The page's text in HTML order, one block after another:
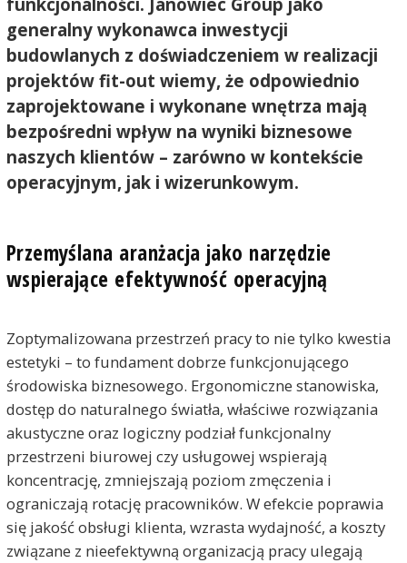
generalny wykonawca inwestycji
budowlanych z doświadczeniem w realizacji
projektów fit-out wiemy, że odpowiednio
zaprojektowane i wykonane wnętrza mają
bezpośredni wpływ na wyniki biznesowe
naszych klientów – zarówno w kontekście
operacyjnym, jak i wizerunkowym.
Przemyślana aranżacja jako narzędzie
wspierające efektywność operacyjną
Zoptymalizowana przestrzeń pracy to nie tylko kwestia
estetyki – to fundament dobrze funkcjonującego
środowiska biznesowego. Ergonomiczne stanowiska,
dostęp do naturalnego światła, właściwe rozwiązania
akustyczne oraz logiczny podział funkcjonalny
przestrzeni biurowej czy usługowej wspierają
koncentrację, zmniejszają poziom zmęczenia i
ograniczają rotację pracowników. W efekcie poprawia
się jakość obsługi klienta, wzrasta wydajność, a koszty
związane z nieefektywną organizacją pracy ulegają